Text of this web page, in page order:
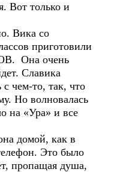
Вот только и
Вика со
приготовили
Она очень
Славика
чем-то, так, что
Но волновалась
на «Ура» и все
домой, как в
Это было
пропащая душа,